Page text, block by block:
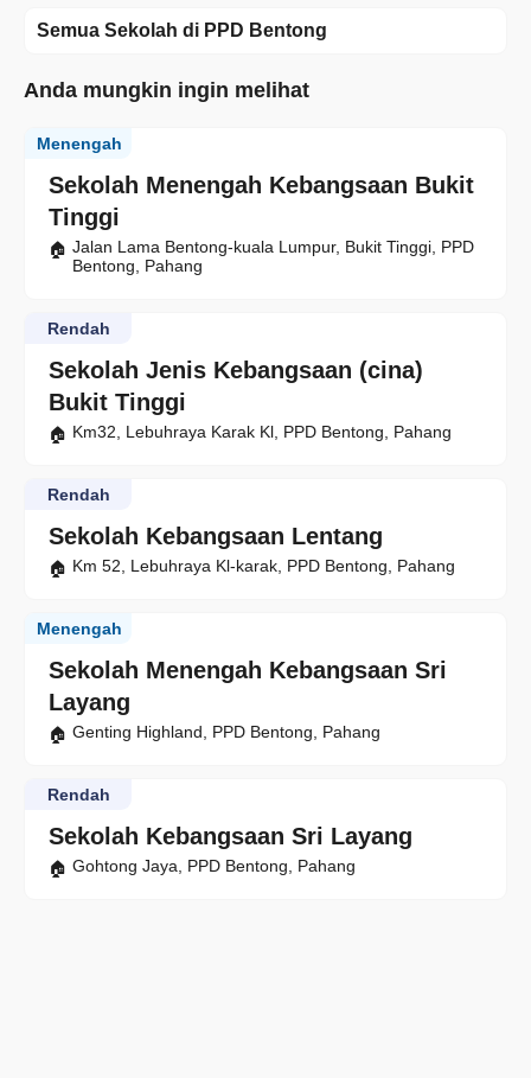
Semua Sekolah di PPD Bentong
Anda mungkin ingin melihat
Sekolah Menengah Kebangsaan Bukit
Tinggi
Menengah
Jalan Lama Bentong-kuala Lumpur, Bukit Tinggi, PPD
Bentong, Pahang
Sekolah Jenis Kebangsaan (cina)
Bukit Tinggi
Rendah
Km32, Lebuhraya Karak Kl, PPD Bentong, Pahang
Sekolah Kebangsaan Lentang
Rendah
Km 52, Lebuhraya Kl-karak, PPD Bentong, Pahang
Sekolah Menengah Kebangsaan Sri
Layang
Menengah
Genting Highland, PPD Bentong, Pahang
Sekolah Kebangsaan Sri Layang
Rendah
Gohtong Jaya, PPD Bentong, Pahang